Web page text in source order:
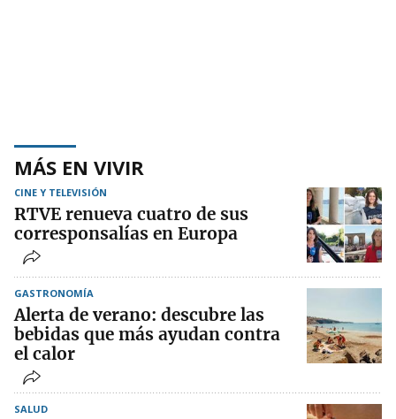
MÁS EN VIVIR
CINE Y TELEVISIÓN
RTVE renueva cuatro de sus
corresponsalías en Europa
GASTRONOMÍA
Alerta de verano: descubre las
bebidas que más ayudan contra
el calor
SALUD